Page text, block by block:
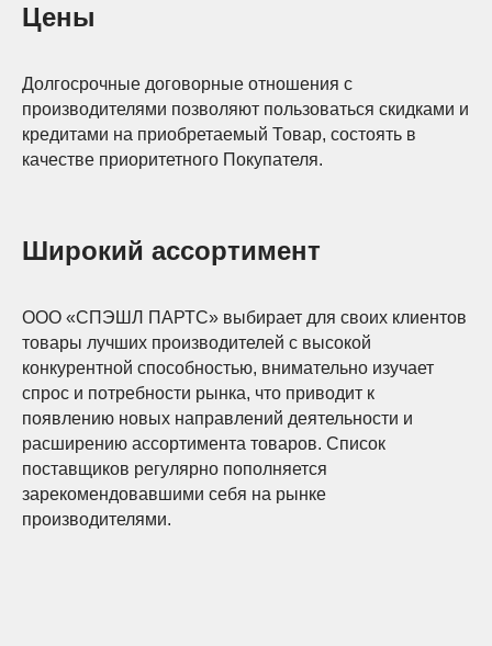
Цены
Долгосрочные договорные отношения с
производителями позволяют пользоваться скидками и
кредитами на приобретаемый Товар, состоять в
качестве приоритетного Покупателя.
Широкий ассортимент
ООО «СПЭШЛ ПАРТС» выбирает для своих клиентов
товары лучших производителей с высокой
конкурентной способностью, внимательно изучает
спрос и потребности рынка, что приводит к
появлению новых направлений деятельности и
расширению ассортимента товаров. Список
поставщиков регулярно пополняется
зарекомендовавшими себя на рынке
производителями.